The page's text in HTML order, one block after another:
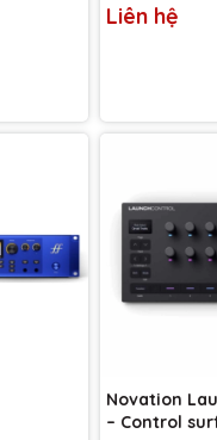
Liên hệ
Novation
– Control